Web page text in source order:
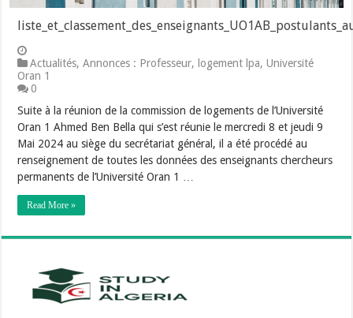
Actualités,Annonces : Professeur,logement lpa,Université
Oran 1
0
Suite à la réunion de la commission de logements de l’Université
Oran 1 Ahmed Ben Bella qui s’est réunie le mercredi 8 et jeudi 9
Mai 2024 au siège du secrétariat général, il a été procédé au
renseignement de toutes les données des enseignants chercheurs
permanents de l’Université Oran 1 …
Read More »